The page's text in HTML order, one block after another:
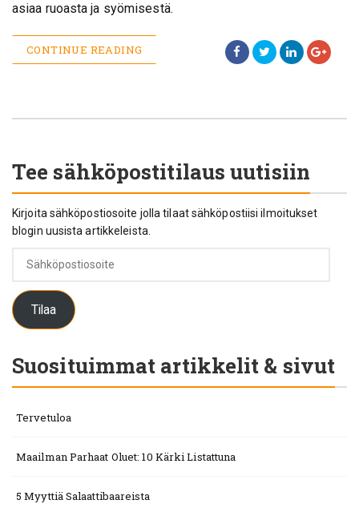
asiaa ruoasta ja syömisestä.
CONTINUE READING
Tee sähköpostitilaus uutisiin
Kirjoita sähköpostiosoite jolla tilaat sähköpostiisi ilmoitukset
blogin uusista artikkeleista.
Tilaa
Suosituimmat artikkelit & sivut
Tervetuloa
Maailman Parhaat Oluet: 10 Kärki Listattuna
5 Myyttiä Salaattibaareista